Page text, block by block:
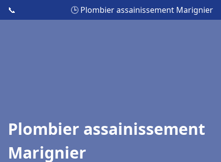
📞 🕒 Plombier assainissement Marignier
Plombier assainissement
Marignier